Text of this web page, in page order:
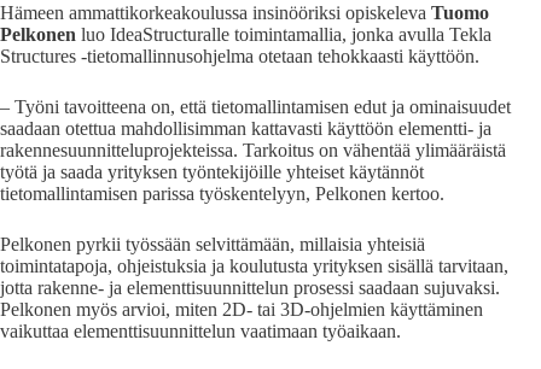
Hämeen ammattikorkeakoulussa insinööriksi opiskeleva Tuomo
Pelkonen luo IdeaStructuralle toimintamallia, jonka avulla Tekla
Structures -tietomallinnusohjelma otetaan tehokkaasti käyttöön.
– Työni tavoitteena on, että tietomallintamisen edut ja ominaisuudet
saadaan otettua mahdollisimman kattavasti käyttöön elementti- ja
rakennesuunnitteluprojekteissa. Tarkoitus on vähentää ylimääräistä
työtä ja saada yrityksen työntekijöille yhteiset käytännöt
tietomallintamisen parissa työskentelyyn, Pelkonen kertoo.
Pelkonen pyrkii työssään selvittämään, millaisia yhteisiä
toimintatapoja, ohjeistuksia ja koulutusta yrityksen sisällä tarvitaan,
jotta rakenne- ja elementtisuunnittelun prosessi saadaan sujuvaksi.
Pelkonen myös arvioi, miten 2D- tai 3D-ohjelmien käyttäminen
vaikuttaa elementtisuunnittelun vaatimaan työaikaan.